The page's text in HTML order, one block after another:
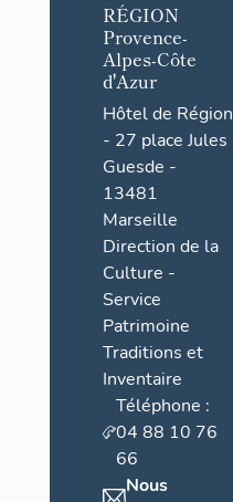
RÉGION
Provence-
Alpes-Côte
d'Azur
Hôtel de Région
- 27 place Jules
Guesde -
13481
Marseille
Direction de la
Culture -
Service
Patrimoine
Traditions et
Inventaire
Téléphone :
04 88 10 76
66
Nous